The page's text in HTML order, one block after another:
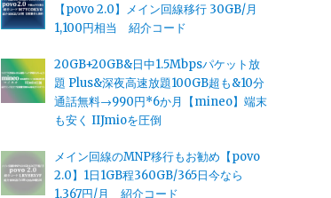
【povo 2.0】メイン回線移行 30GB/月
1,100円相当 紹介コード
20GB+20GB&日中1.5Mbpsパケット放
題 Plus&深夜高速放題100GB超も&10分
通話無料→990円*6か月【mineo】端末
も安く IIJmioを圧倒
メイン回線のMNP移行もお勧め【povo
2.0】1日1GB程360GB/365日今なら
1,367円/月 紹介コード